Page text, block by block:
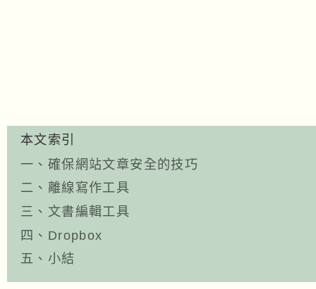
本文索引
一、確保網站文章安全的技巧
二、離線寫作工具
三、文書編輯工具
四、Dropbox
五、小結